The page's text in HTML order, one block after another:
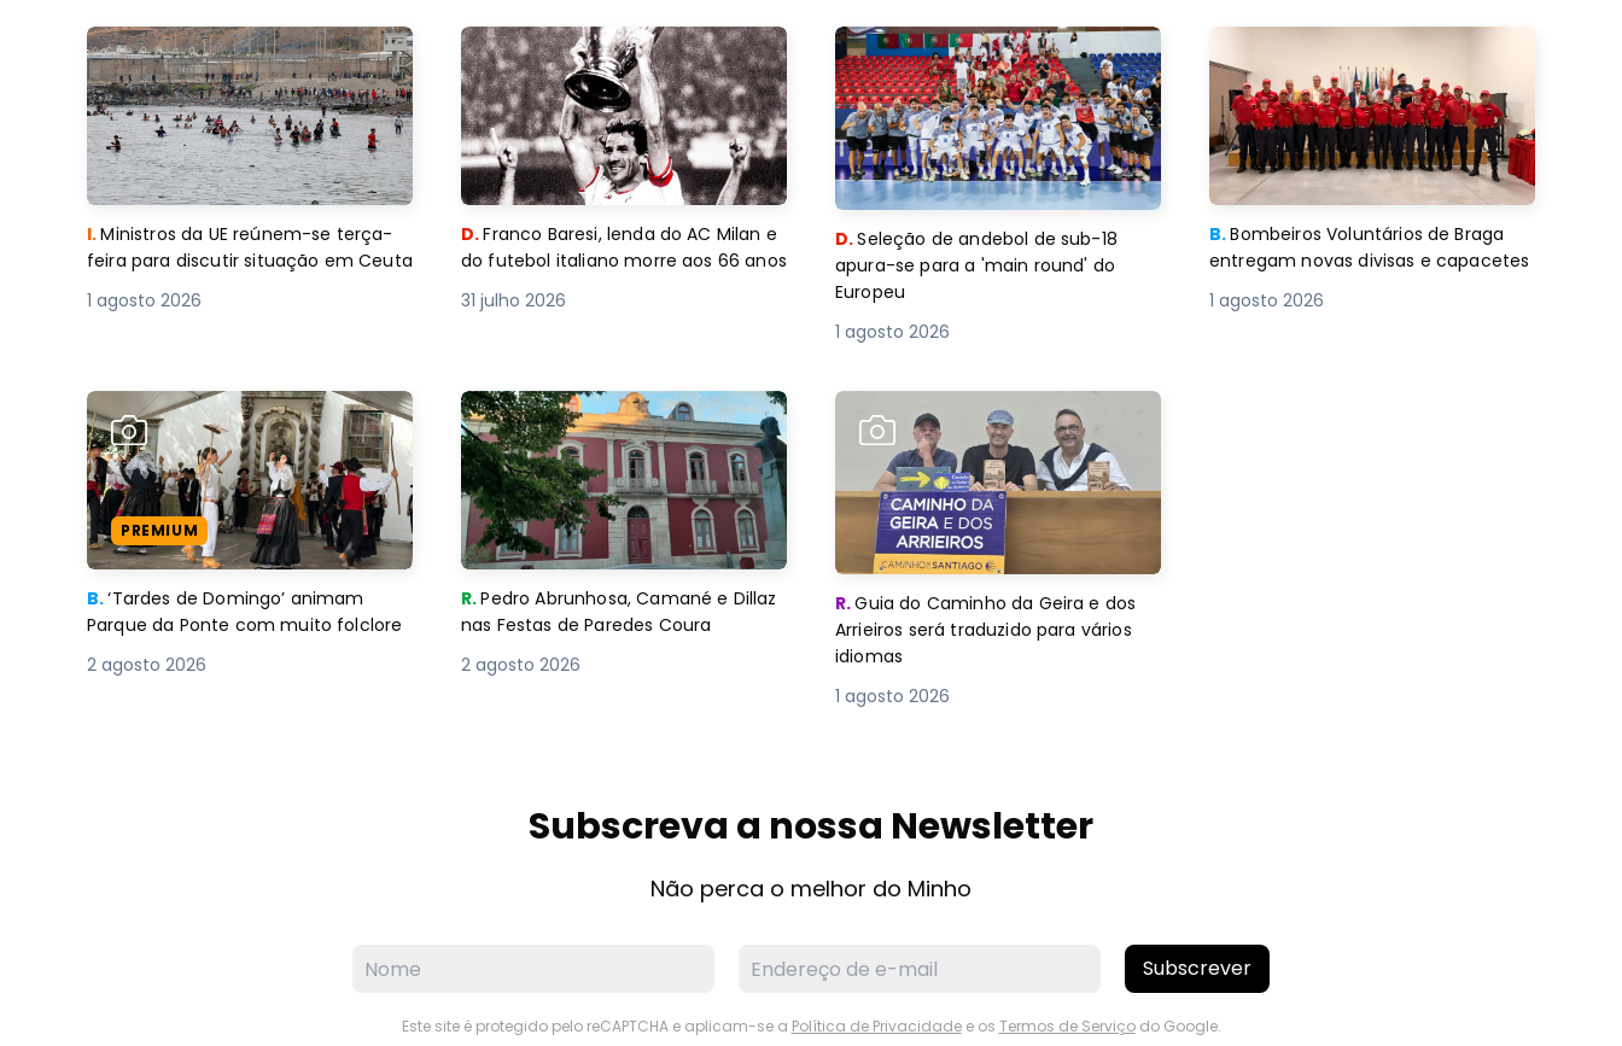
I.Ministros da UE reúnem-se terça-
feira para discutir situação em Ceuta
1 agosto 2026
D.Franco Baresi, lenda do AC Milan e
do futebol italiano morre aos 66 anos
31 julho 2026
D.Seleção de andebol de sub-18
apura-se para a 'main round' do
Europeu
1 agosto 2026
B.Bombeiros Voluntários de Braga
entregam novas divisas e capacetes
1 agosto 2026
PREMIUM
B.‘Tardes de Domingo’ animam
Parque da Ponte com muito folclore
2 agosto 2026
R.Pedro Abrunhosa, Camané e Dillaz
nas Festas de Paredes Coura
2 agosto 2026
R.Guia do Caminho da Geira e dos
Arrieiros será traduzido para vários
idiomas
1 agosto 2026
Subscreva a nossa Newsletter
Não perca o melhor do Minho
Subscrever
Este site é protegido pelo reCAPTCHA e aplicam-se a Política de Privacidadee os Termos de Serviçodo Google.